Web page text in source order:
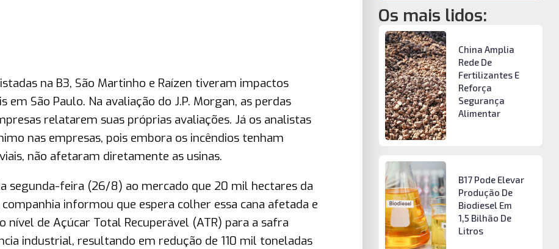
na B3, São Martinho e Raízen tiveram impactos
em São Paulo. Na avaliação do J.P. Morgan, as perdas
relatarem suas próprias avaliações. Já os analistas
nas empresas, pois embora os incêndios tenham
não afetaram diretamente as usinas.
segunda-feira (26/8) ao mercado que 20 mil hectares da
informou que espera colher essa cana afetada e
de Açúcar Total Recuperável (ATR) para a safra
industrial, resultando em redução de 110 mil toneladas
Os mais lidos:
China Amplia
Rede De
Fertilizantes E
Reforça
Segurança
Alimentar
B17 Pode Elevar
Produção De
Biodiesel Em
1,5 Bilhão De
Litros